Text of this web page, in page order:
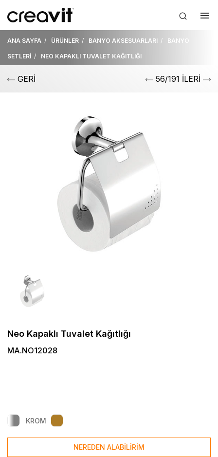
ANA SAYFA ÜRÜNLER BANYO AKSESUARLARI BANYO
SETLERİ NEO KAPAKLI TUVALET KAĞITLIĞI
GERİ 56/191 İLERİ
Neo Kapaklı Tuvalet Kağıtlığı
MA.NO12028
KROM
NEREDEN ALABİLİRİM